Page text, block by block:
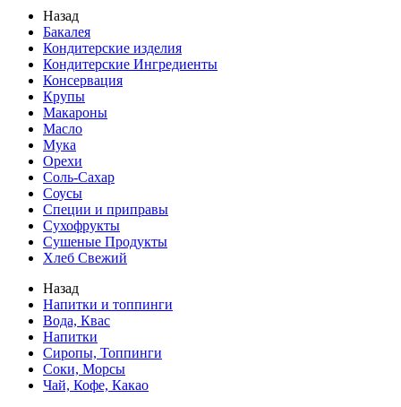
Назад
Бакалея
Кондитерские изделия
Кондитерские Ингредиенты
Консервация
Крупы
Макароны
Масло
Мука
Орехи
Соль-Сахар
Соусы
Специи и приправы
Сухофрукты
Сушеные Продукты
Хлеб Свежий
Назад
Напитки и топпинги
Вода, Квас
Напитки
Сиропы, Топпинги
Соки, Морсы
Чай, Кофе, Какао